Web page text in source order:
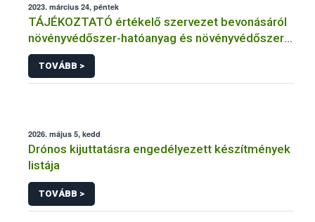
2023. március 24, péntek
TÁJÉKOZTATÓ értékelő szervezet bevonásáról
növényvédőszer-hatóanyag és növényvédőszer
engedélyezésére, továbbá a meglévő engedély
meghosszabbítására vagy módosítására irányuló
eljárásba
TOVÁBB >
2026. május 5, kedd
Drónos kijuttatásra engedélyezett készítmények
listája
TOVÁBB >